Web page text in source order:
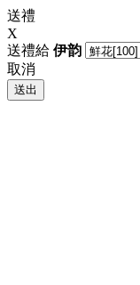
送禮
X
送禮給 伊韵
取消